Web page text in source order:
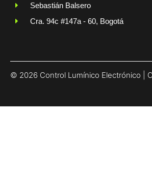
Sebastián Balsero
Cra. 94c #147a - 60, Bogotá
© 2026 Control Lumínico Electrónico |